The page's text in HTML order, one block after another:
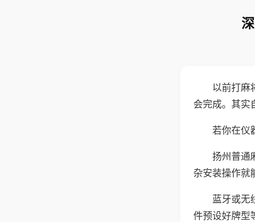
以前打麻
会完成。其实
若你在仪
扬州普通
杂安装操作就
蓝牙或无
件预设好牌型